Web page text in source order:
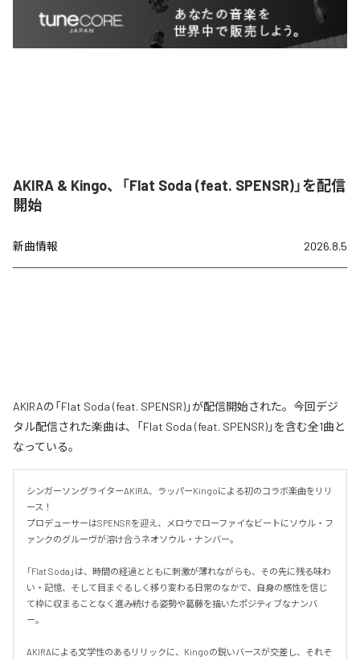
AKIRA & Kingo、「Flat Soda (feat. SPENSR)」を配信
開始
新曲情報 2026.8.5
AKIRAの「Flat Soda (feat. SPENSR)」が配信開始された。今回デジ
タル配信された楽曲は、「Flat Soda (feat. SPENSR)」を含む全1曲と
なっている。
シンガーソングライターAKIRA、ラッパーKingoによる初のコラボ楽曲をリリ
ース！
プロデューサーはSPENSRを迎え、メロウでローファイなビートにソウル・フ
ァンクのグルーヴが溶け合うネオソウル・ナンバー。
「Flat Soda」は、時間の経過とともに刺激が薄れながらも、その先に残る味わ
い・記憶、そして目まぐるしく移り変わる日常のなかで、自身の感性を信じ
て枠に収まることなく進み続ける姿勢や葛藤を描いたポジティブなナンバ
ー。
AKIRAによる文学性のあるリリックに、Kingoの鋭いバースが交差し、それぞ